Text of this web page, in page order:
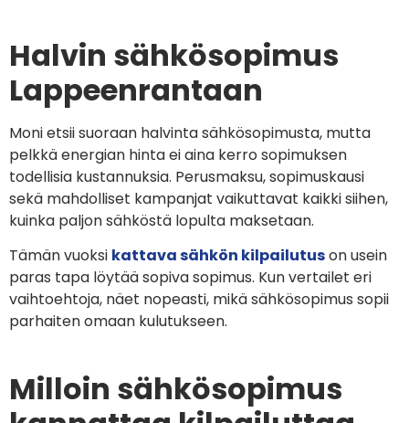
Halvin sähkösopimus
Lappeenrantaan
Moni etsii suoraan halvinta sähkösopimusta, mutta
pelkkä energian hinta ei aina kerro sopimuksen
todellisia kustannuksia. Perusmaksu, sopimuskausi
sekä mahdolliset kampanjat vaikuttavat kaikki siihen,
kuinka paljon sähköstä lopulta maksetaan.
Tämän vuoksi kattava sähkön kilpailutuson usein
paras tapa löytää sopiva sopimus. Kun vertailet eri
vaihtoehtoja, näet nopeasti, mikä sähkösopimus sopii
parhaiten omaan kulutukseen.
Milloin sähkösopimus